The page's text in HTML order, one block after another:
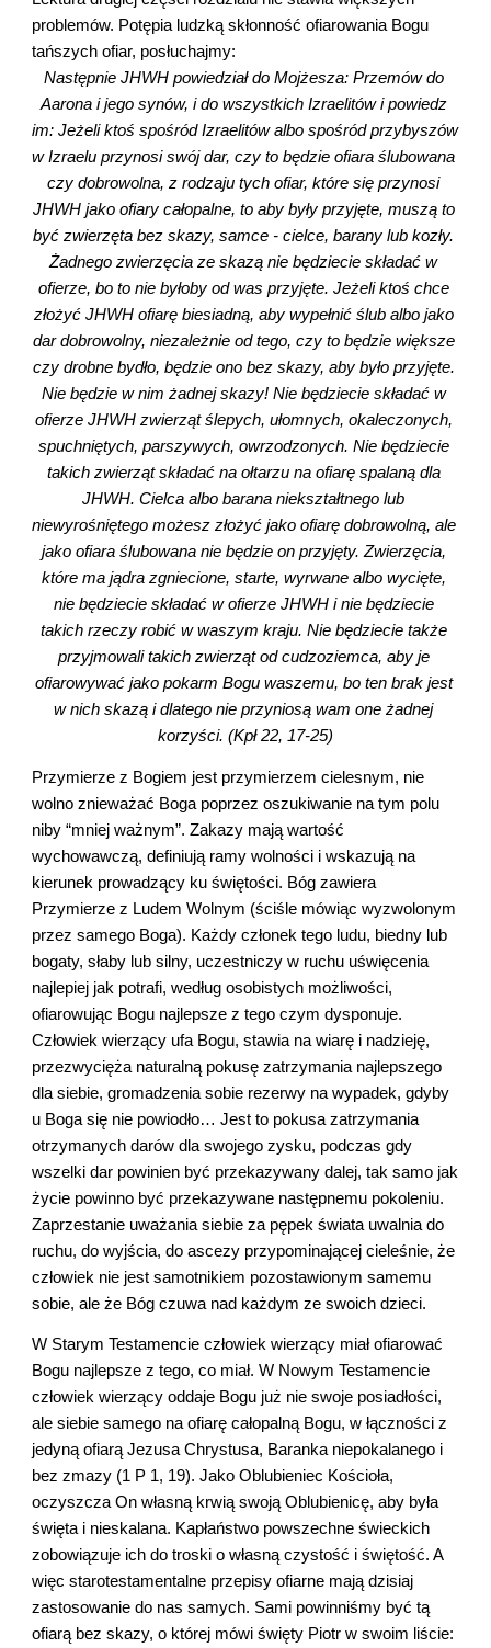
problemów. Potępia ludzką skłonność ofiarowania Bogu
tańszych ofiar, posłuchajmy:
Następnie JHWH powiedział do Mojżesza: Przemów do
Aarona i jego synów, i do wszystkich Izraelitów i powiedz
im: Jeżeli ktoś spośród Izraelitów albo spośród przybyszów
w Izraelu przynosi swój dar, czy to będzie ofiara ślubowana
czy dobrowolna, z rodzaju tych ofiar, które się przynosi
JHWH jako ofiary całopalne, to aby były przyjęte, muszą to
być zwierzęta bez skazy, samce - cielce, barany lub kozły.
Żadnego zwierzęcia ze skazą nie będziecie składać w
ofierze, bo to nie byłoby od was przyjęte. Jeżeli ktoś chce
złożyć JHWH ofiarę biesiadną, aby wypełnić ślub albo jako
dar dobrowolny, niezależnie od tego, czy to będzie większe
czy drobne bydło, będzie ono bez skazy, aby było przyjęte.
Nie będzie w nim żadnej skazy! Nie będziecie składać w
ofierze JHWH zwierząt ślepych, ułomnych, okaleczonych,
spuchniętych, parszywych, owrzodzonych. Nie będziecie
takich zwierząt składać na ołtarzu na ofiarę spalaną dla
JHWH. Cielca albo barana niekształtnego lub
niewyrośniętego możesz złożyć jako ofiarę dobrowolną, ale
jako ofiara ślubowana nie będzie on przyjęty. Zwierzęcia,
które ma jądra zgniecione, starte, wyrwane albo wycięte,
nie będziecie składać w ofierze JHWH i nie będziecie
takich rzeczy robić w waszym kraju. Nie będziecie także
przyjmowali takich zwierząt od cudzoziemca, aby je
ofiarowywać jako pokarm Bogu waszemu, bo ten brak jest
w nich skazą i dlatego nie przyniosą wam one żadnej
korzyści. (Kpł 22, 17-25)
Przymierze z Bogiem jest przymierzem cielesnym, nie
wolno znieważać Boga poprzez oszukiwanie na tym polu
niby “mniej ważnym”. Zakazy mają wartość
wychowawczą, definiują ramy wolności i wskazują na
kierunek prowadzący ku świętości. Bóg zawiera
Przymierze z Ludem Wolnym (ściśle mówiąc wyzwolonym
przez samego Boga). Każdy członek tego ludu, biedny lub
bogaty, słaby lub silny, uczestniczy w ruchu uświęcenia
najlepiej jak potrafi, według osobistych możliwości,
ofiarowując Bogu najlepsze z tego czym dysponuje.
Człowiek wierzący ufa Bogu, stawia na wiarę i nadzieję,
przezwycięża naturalną pokusę zatrzymania najlepszego
dla siebie, gromadzenia sobie rezerwy na wypadek, gdyby
u Boga się nie powiodło… Jest to pokusa zatrzymania
otrzymanych darów dla swojego zysku, podczas gdy
wszelki dar powinien być przekazywany dalej, tak samo jak
życie powinno być przekazywane następnemu pokoleniu.
Zaprzestanie uważania siebie za pępek świata uwalnia do
ruchu, do wyjścia, do ascezy przypominającej cieleśnie, że
człowiek nie jest samotnikiem pozostawionym samemu
sobie, ale że Bóg czuwa nad każdym ze swoich dzieci.
W Starym Testamencie człowiek wierzący miał ofiarować
Bogu najlepsze z tego, co miał. W Nowym Testamencie
człowiek wierzący oddaje Bogu już nie swoje posiadłości,
ale siebie samego na ofiarę całopalną Bogu, w łączności z
jedyną ofiarą Jezusa Chrystusa, Baranka niepokalanego i
bez zmazy (1 P 1, 19). Jako Oblubieniec Kościoła,
oczyszcza On własną krwią swoją Oblubienicę, aby była
święta i nieskalana. Kapłaństwo powszechne świeckich
zobowiązuje ich do troski o własną czystość i świętość. A
więc starotestamentalne przepisy ofiarne mają dzisiaj
zastosowanie do nas samych. Sami powinniśmy być tą
ofiarą bez skazy, o której mówi święty Piotr w swoim liście: